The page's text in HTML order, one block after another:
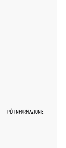
PIÙ INFORMAZIONE